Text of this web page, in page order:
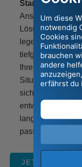
Anstatt pauschale
Lösungen
lege ich Wert auf
tiefgehende
Ihrer persönlichen
Situation. Nur so
sich Strategien
entwickeln, die
langfristig zu
passen.
JETZT
Um diese
notwendig
Cookies
brauchen
andere
erfährst du